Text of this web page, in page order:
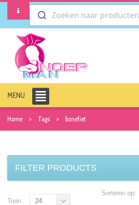
Zoeken naar producten
MENU
Home Tags bznefiet
FILTER PRODUCTS
Sorteren op:
Toon: 24